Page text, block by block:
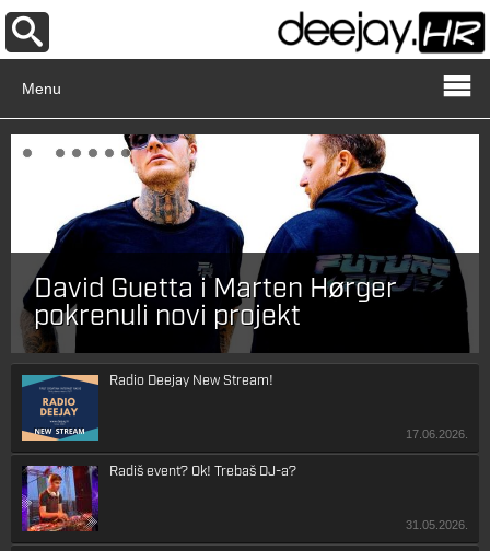
Menu
David Guetta i Marten Hørger
pokrenuli novi projekt
Radio Deejay New Stream!
17.06.2026.
Radiš event? Ok! Trebaš DJ-a?
31.05.2026.